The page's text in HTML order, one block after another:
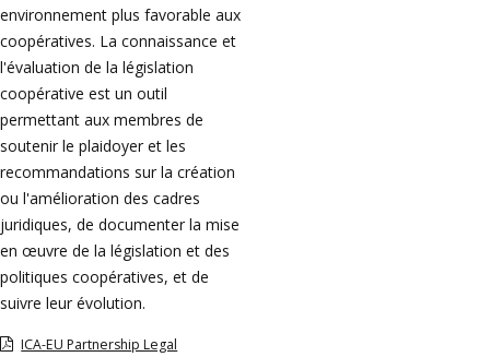
environnement plus favorable aux
coopératives. La connaissance et
l'évaluation de la législation
coopérative est un outil
permettant aux membres de
soutenir le plaidoyer et les
recommandations sur la création
ou l'amélioration des cadres
juridiques, de documenter la mise
en œuvre de la législation et des
politiques coopératives, et de
suivre leur évolution.
ICA-EU Partnership Legal